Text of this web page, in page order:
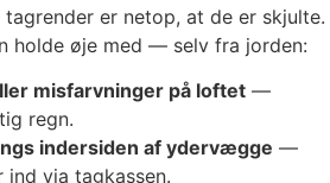
er netop, at de er skjulte.
holde øje med — selv fra jorden:
misfarvninger på loftet —
regn.
indersiden af ydervægge —
via tagkassen.